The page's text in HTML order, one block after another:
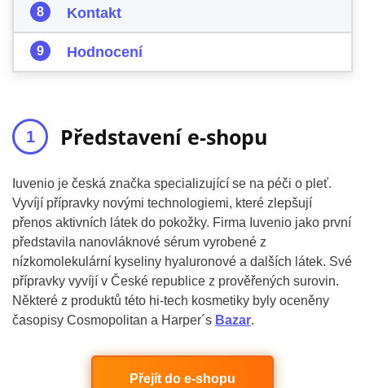
Kontakt
Hodnocení
Představení e-shopu
Iuvenio je česká značka specializující se na péči o pleť.
Vyvíjí přípravky novými technologiemi, které zlepšují
přenos aktivních látek do pokožky. Firma Iuvenio jako první
představila nanovláknové sérum vyrobené z
nízkomolekulární kyseliny hyaluronové a dalších látek. Své
přípravky vyvíjí v České republice z prověřených surovin.
Některé z produktů této hi-tech kosmetiky byly oceněny
časopisy Cosmopolitan a Harper´s Bazar.
Přejít do e-shopu